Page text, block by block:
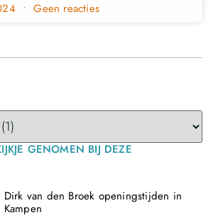
Geen reacties
GENOMEN BIJ DEZE
Dirk van den Broek openingstijden in
Kampen